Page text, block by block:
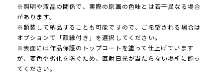
※照明や液晶の関係で、実際の原画の色味とは若干異なる場合
があります。
※額装して納品することも可能ですので、ご希望される場合は
オプションで「額縁付き」を選択してください。
※表面には作品保護のトップコートを塗って仕上げています
が、変色や劣化を防ぐため、直射日光が当たらない場所に飾っ
てください。